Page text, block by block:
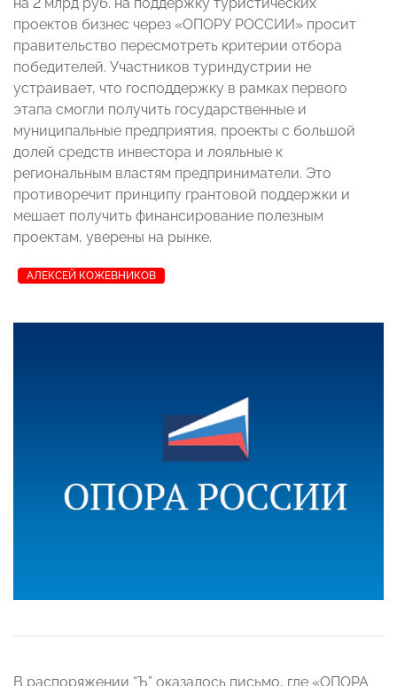
проектов бизнес через «ОПОРУ РОССИИ» просит
правительство пересмотреть критерии отбора
победителей. Участников туриндустрии не
устраивает, что господдержку в рамках первого
этапа смогли получить государственные и
муниципальные предприятия, проекты с большой
долей средств инвестора и лояльные к
региональным властям предприниматели. Это
противоречит принципу грантовой поддержки и
мешает получить финансирование полезным
проектам, уверены на рынке.
АЛЕКСЕЙ КОЖЕВНИКОВ
В распоряжении “Ъ” оказалось письмо, где «ОПОРА